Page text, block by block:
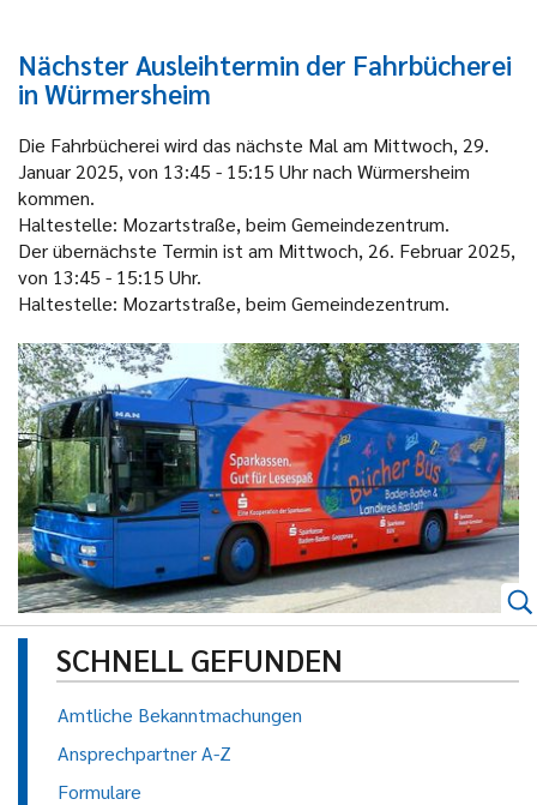
Nächster Ausleihtermin der Fahrbücherei
in Würmersheim
Die Fahrbücherei wird das nächste Mal am Mittwoch, 29.
Januar 2025, von 13:45 - 15:15 Uhr nach Würmersheim
kommen.
Haltestelle: Mozartstraße, beim Gemeindezentrum.
Der übernächste Termin ist am Mittwoch, 26. Februar 2025,
von 13:45 - 15:15 Uhr.
Haltestelle: Mozartstraße, beim Gemeindezentrum.
SCHNELL GEFUNDEN
Amtliche Bekanntmachungen
Ansprechpartner A-Z
Formulare